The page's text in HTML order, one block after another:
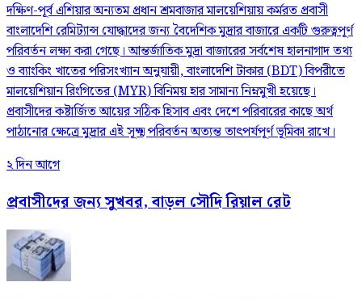
দক্ষিণ-পূর্ব এশিয়ার অন্যতম প্রধান শ্রমবাজার মালয়েশিয়ায় কর্মরত প্রবাসী
বাংলাদেশি রেমিট্যান্স যোদ্ধাদের জন্য বৈদেশিক মুদ্রার বাজারে একটি গুরুত্বপূর্ণ
পরিবর্তন লক্ষ্য করা গেছে। আন্তর্জাতিক মুদ্রা বাজারের সর্বশেষ হালনাগাদ তথ্য
ও ব্যাংকিং খাতের পরিসংখ্যান অনুযায়ী, বাংলাদেশি টাকার (BDT) বিপরীতে
মালয়েশিয়ান রিংগিতের (MYR) বিনিময় হার সামান্য নিম্নমুখী হয়েছে।
প্রবাসীদের কষ্টার্জিত আয়ের সঠিক হিসাব এবং দেশে পরিবারের কাছে অর্থ
পাঠানোর ক্ষেত্রে মুদ্রার এই সূক্ষ্ম পরিবর্তন অত্যন্ত তাৎপর্যপূর্ণ ভূমিকা রাখে।
২ দিন আগে
প্রবাসীদের জন্য সুখবর, বাড়ল সৌদি রিয়াল রেট